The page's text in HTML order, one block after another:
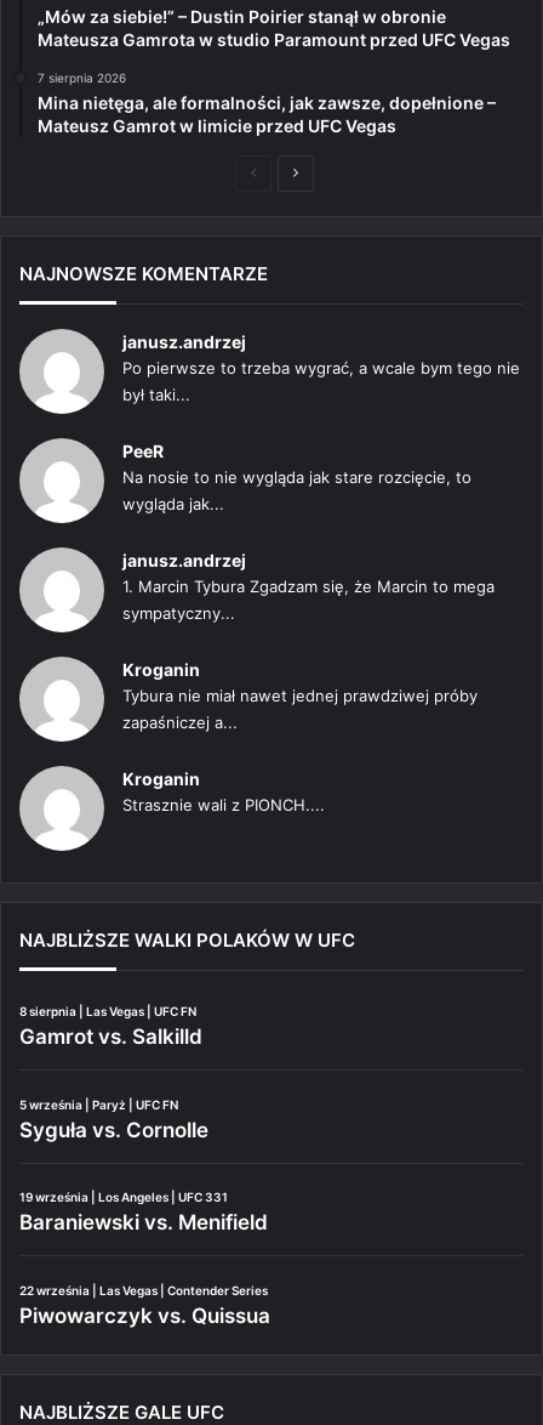
„Mów za siebie!” – Dustin Poirier stanął w obronie
Mateusza Gamrota w studio Paramount przed UFC Vegas
7 sierpnia 2026
Mina nietęga, ale formalności, jak zawsze, dopełnione –
Mateusz Gamrot w limicie przed UFC Vegas
PoprzedniaNastępna
NAJNOWSZE KOMENTARZE
janusz.andrzej
Po pierwsze to trzeba wygrać, a wcale bym tego nie
był taki...
PeeR
Na nosie to nie wygląda jak stare rozcięcie, to
wygląda jak...
janusz.andrzej
1. Marcin Tybura Zgadzam się, że Marcin to mega
sympatyczny...
Kroganin
Tybura nie miał nawet jednej prawdziwej próby
zapaśniczej a...
Kroganin
Strasznie wali z PIONCH....
NAJBLIŻSZE WALKI POLAKÓW W UFC
8 sierpnia | Las Vegas | UFC FN
Gamrot vs. Salkilld
5 września | Paryż | UFC FN
Syguła vs. Cornolle
19 września | Los Angeles | UFC 331
Baraniewski vs. Menifield
22 września | Las Vegas | Contender Series
Piwowarczyk vs. Quissua
NAJBLIŻSZE GALE UFC